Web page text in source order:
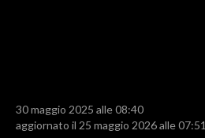
SPORT
30 maggio 2025 alle 08:40
aggiornato il 25 maggio 2026 alle 07:51